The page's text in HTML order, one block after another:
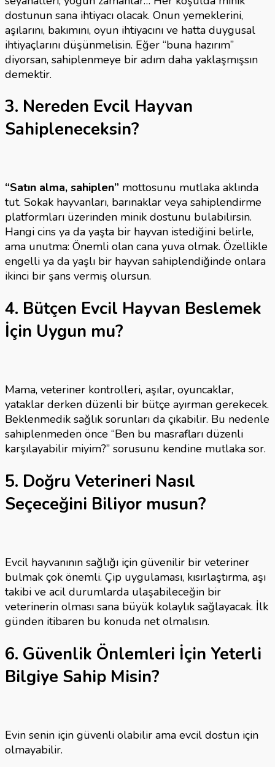
dostunun sana ihtiyacı olacak. Onun yemeklerini,
aşılarını, bakımını, oyun ihtiyacını ve hatta duygusal
ihtiyaçlarını düşünmelisin. Eğer “buna hazırım”
diyorsan, sahiplenmeye bir adım daha yaklaşmışsın
demektir.
3. Nereden Evcil Hayvan
Sahipleneceksin?
“Satın alma, sahiplen” mottosunu mutlaka aklında
tut. Sokak hayvanları, barınaklar veya sahiplendirme
platformları üzerinden minik dostunu bulabilirsin.
Hangi cins ya da yaşta bir hayvan istediğini belirle,
ama unutma: Önemli olan cana yuva olmak. Özellikle
engelli ya da yaşlı bir hayvan sahiplendiğinde onlara
ikinci bir şans vermiş olursun.
4. Bütçen Evcil Hayvan Beslemek
İçin Uygun mu?
Mama, veteriner kontrolleri, aşılar, oyuncaklar,
yataklar derken düzenli bir bütçe ayırman gerekecek.
Beklenmedik sağlık sorunları da çıkabilir. Bu nedenle
sahiplenmeden önce “Ben bu masrafları düzenli
karşılayabilir miyim?” sorusunu kendine mutlaka sor.
5. Doğru Veterineri Nasıl
Seçeceğini Biliyor musun?
Evcil hayvanının sağlığı için güvenilir bir veteriner
bulmak çok önemli. Çip uygulaması, kısırlaştırma, aşı
takibi ve acil durumlarda ulaşabileceğin bir
veterinerin olması sana büyük kolaylık sağlayacak. İlk
günden itibaren bu konuda net olmalısın.
6. Güvenlik Önlemleri İçin Yeterli
Bilgiye Sahip Misin?
Evin senin için güvenli olabilir ama evcil dostun için
olmayabilir.